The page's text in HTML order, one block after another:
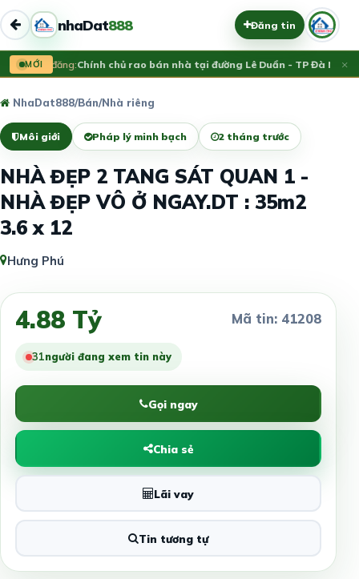
nhaDat888 Đăng tin
MỚI
Vừa đăng:Chính chủ rao bán nhà tại đường Lê Duẩn - TP Đà Nẵng;
×
NhaDat888/Bán/Nhà riêng
Môi giới Pháp lý minh bạch 2 tháng trước
NHÀ ĐẸP 2 TANG SÁT QUAN 1 -
NHÀ ĐẸP VÔ Ở NGAY.DT : 35m2
3.6 x 12
Hưng Phú
4.88 Tỷ Mã tin: 41208
31người đang xem tin này
Gọi ngay
Chia sẻ
Lãi vay
Tin tương tự